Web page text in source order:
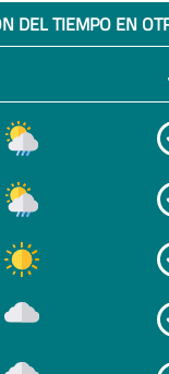
DEL TIEMPO EN